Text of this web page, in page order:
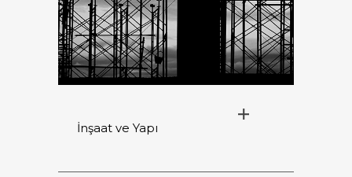
İnşaat ve Yapı